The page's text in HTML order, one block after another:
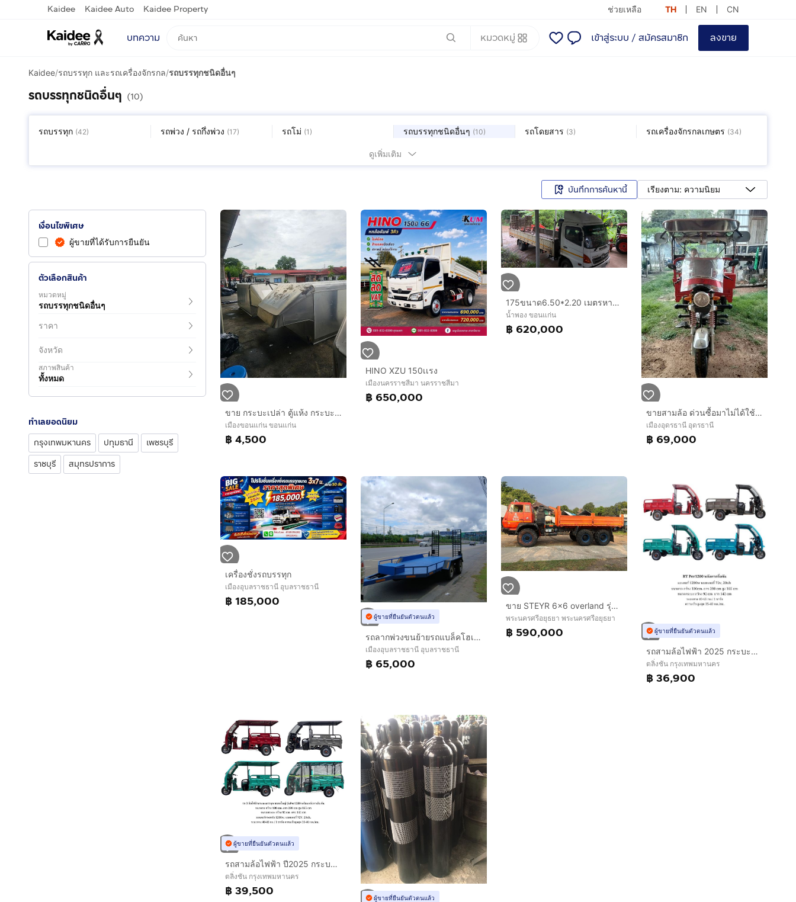
Kaidee Kaidee Auto Kaidee Property ช่วยเหลือ TH EN CN
บทความ หมวดหมู่ เข้าสู่ระบบ / สมัครสมาชิก ลงขาย
Kaidee/รถบรรทุก และรถเครื่องจักรกล/รถบรรทุกชนิดอื่นๆ
รถบรรทุกชนิดอื่นๆ (10)
รถบรรทุก (42) รถพ่วง / รถกึ่งพ่วง (17) รถโม่ (1 ) รถบรรทุกชนิดอื่นๆ (10) รถโดยสาร (3) รถเครื่องจักรกลเกษตร (34)
ดูเพิ่มเติม
บันทึกการค้นหานี้ เรียงตาม: ความนิยม
เงื่อนไขพิเศษ
ผู้ขายที่ได้รับการยืนยัน
ตัวเลือกสินค้า
หมวดหมู่
รถบรรทุกชนิดอื่นๆ
ราคา
จังหวัด
สภาพสินค้า
ทั้งหมด
ทำเลยอดนิยม
กรุงเทพมหานคร
ปทุมธานี
เพชรบุรี
ราชบุรี
สมุทรปราการ
ขาย กระบะเปล่า ตู้แห้ง กระบะปิ้กอัพ
เมืองขอนแก่น ขอนแก่น
฿ 4,500
HINO XZU 150เเรง
เมืองนครราชสีมา นครราชสีมา
฿ 650,000
175ขนาด6.50*2.20 เมตรหางลงเล่มแล้วภาษี70พร้อมใช้งานยาวๆ620000 บาท0942744877
น้ำพอง ขอนแก่น
฿ 620,000
ขายสามล้อ ด่วนซื้อมาไม่ได้ใช้ วิ่ง 160กม.
เมืองอุดรธานี อุดรธานี
฿ 69,000
เครื่องชั่งรถบรรทุก
เมืองอุบลราชธานี อุบลราชธานี
฿ 185,000
ผู้ขายที่ยืนยันตัวตนแล้ว
รถลากพ่วงขนย้ายรถแบล็คโฮเล็กมีแหนบไฟท้ายพิเศษ
เมืองอุบลราชธานี อุบลราชธานี
฿ 65,000
ขาย STEYR 6x6 overland รุ่น 1491 เหมาะ สำหรับทำรถบ้านสายโหด
พระนครศรีอยุธยา พระนครศรีอยุธยา
฿ 590,000 ผู้ขายที่ยืนยันตัวตนแล้ว
รถสามล้อไฟฟ้า 2025 กระบะบรรทุก ขนาดใหญ่ ยกดั้มได้ พร้อมหลังคาครึ่งคัน มอเตอร์ 1500 w. รุ่น RT Per 1500 ขนาดรถ กว้าง 100cm. ยาว 290 cm
ตลิ่งชัน กรุงเทพมหานคร
฿ 36,900
ผู้ขายที่ยืนยันตัวตนแล้ว
รถสามล้อไฟฟ้า ปี2025 กระบะบรรทุก ขนาดใหญ่ ยกดั้มได้ หลังคาเต็มคัน มอเตอร์ 1500 w. รุ่น RT Per 1500+หลังคาเต็มคัน เปิดข้างได้3 ด้าน
ตลิ่งชัน กรุงเทพมหานคร
฿ 39,500 ผู้ขายที่ยืนยันตัวตนแล้ว